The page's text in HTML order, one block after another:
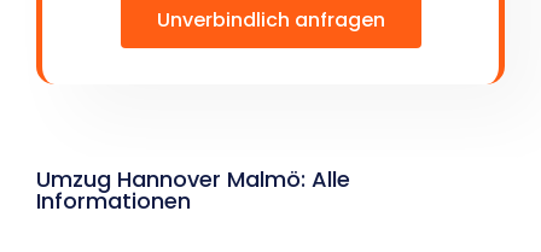
Unverbindlich anfragen
Umzug Hannover Malmö: Alle
Informationen